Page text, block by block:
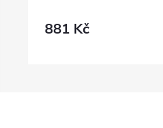
881 Kč